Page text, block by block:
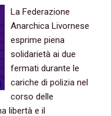
La Federazione
Anarchica Livornese
esprime piena
solidarietà ai due
fermati durante le
cariche di polizia nel
corso delle
libertà e il